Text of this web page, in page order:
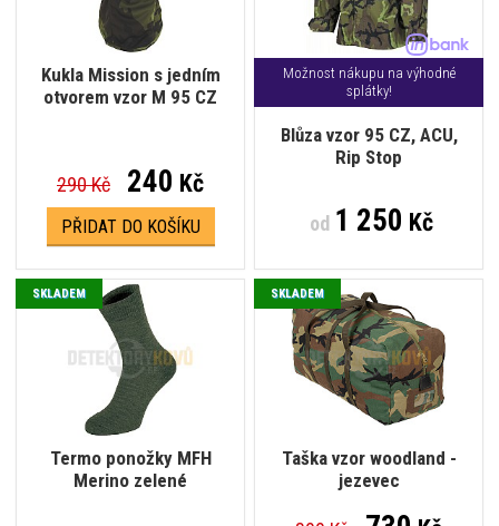
Kukla Mission s jedním
otvorem vzor M 95 CZ
290 Kč 240 Kč
PŘIDAT DO KOŠÍKU
Možnost nákupu na výhodné
splátky!
Blůza vzor 95 CZ, ACU,
Rip Stop
od1 250 Kč
Termo ponožky MFH
Merino zelené
SKLADEM
Taška vzor woodland -
jezevec
SKLADEM